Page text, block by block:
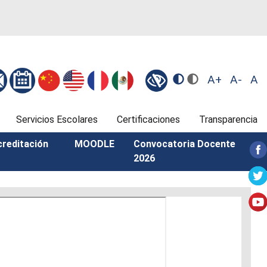
A+ A- A
Servicios Escolares Certificaciones Transparencia
MOODLE
Convocatoria Docente
2026